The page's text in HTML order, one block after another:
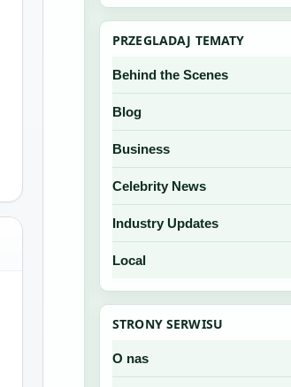
PRZEGLADAJ TEMATY
Behind the Scenes
Blog
Business
Celebrity News
Industry Updates
Local
STRONY SERWISU
O nas